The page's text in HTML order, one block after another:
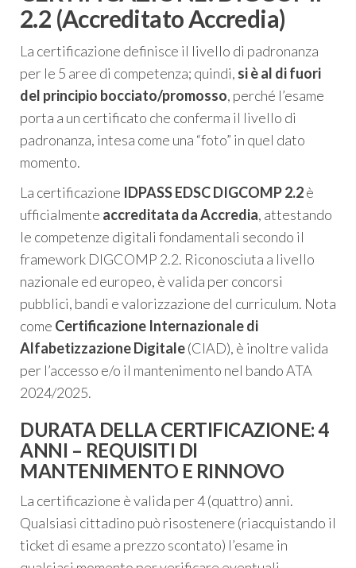
2.2 (Accreditato Accredia)
La certificazione definisce il livello di padronanza
per le 5 aree di competenza; quindi, si è al di fuori
del principio bocciato/promosso, perché l’esame
porta a un certificato che conferma il livello di
padronanza, intesa come una “foto” in quel dato
momento.
La certificazione IDPASS EDSC DIGCOMP 2.2è
ufficialmente accreditata da Accredia, attestando
le competenze digitali fondamentali secondo il
framework DIGCOMP 2.2. Riconosciuta a livello
nazionale ed europeo, è valida per concorsi
pubblici, bandi e valorizzazione del curriculum. Nota
come Certificazione Internazionale di
Alfabetizzazione Digitale(CIAD), è inoltre valida
per l’accesso e/o il mantenimento nel bando ATA
2024/2025.
DURATA DELLA CERTIFICAZIONE: 4
ANNI – REQUISITI DI
MANTENIMENTO E RINNOVO
La certificazione è valida per 4 (quattro) anni.
Qualsiasi cittadino può risostenere (riacquistando il
ticket di esame a prezzo scontato) l’esame in